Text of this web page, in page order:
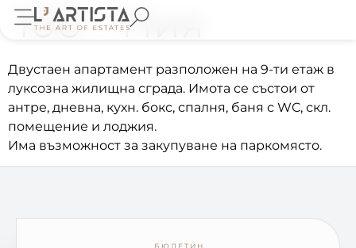
106 – Ния
Двустаен апартамент разположен на 9-ти етаж в
луксозна жилищна сграда. Имота се състои от
антре, дневна, кухн. бокс, спалня, баня с WC, скл.
помещение и лоджия.
Има възможност за закупуване на паркомясто.
БЮЛЕТИН